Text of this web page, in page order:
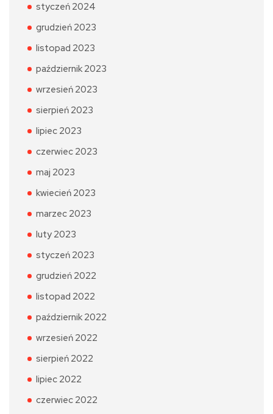
styczeń 2024
grudzień 2023
listopad 2023
październik 2023
wrzesień 2023
sierpień 2023
lipiec 2023
czerwiec 2023
maj 2023
kwiecień 2023
marzec 2023
luty 2023
styczeń 2023
grudzień 2022
listopad 2022
październik 2022
wrzesień 2022
sierpień 2022
lipiec 2022
czerwiec 2022